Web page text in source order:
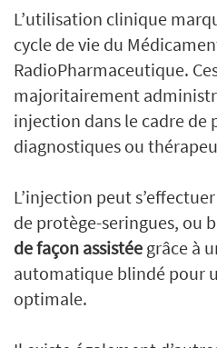
L’utilisation clinique
cycle de vie du
RadioPharmaceutique.
majoritairement
injection dans le cadre de
diagnostiques ou
L’injection peut s’effectuer
de protège-seringues, ou
de façon assistée grâce à
automatique blindé pour
optimale.